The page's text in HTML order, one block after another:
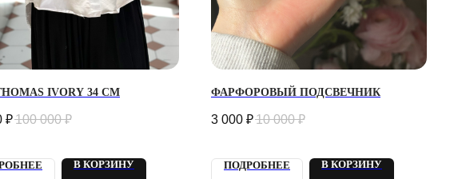
IVORY 34 СМ
₽100 000 ₽
В КОРЗИНУ
ФАРФОРОВЫЙ ПОДСВЕЧНИК
3 000 ₽10 000 ₽
ПОДРОБНЕЕ В КОРЗИНУ